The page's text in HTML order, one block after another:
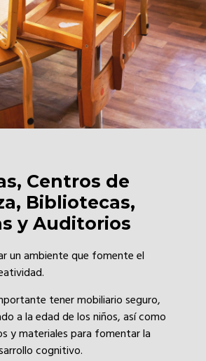
Centros de
Bibliotecas,
y Auditorios
un ambiente que fomente el
tener mobiliario seguro,
a la edad de los niños, así como
y materiales para fomentar la
cognitivo.